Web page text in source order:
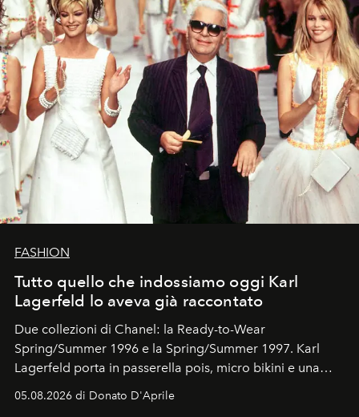
FASHION
Tutto quello che indossiamo oggi Karl
Lagerfeld lo aveva già raccontato
Due collezioni di Chanel: la Ready-to-Wear
Spring/Summer 1996 e la Spring/Summer 1997. Karl
Lagerfeld porta in passerella pois, micro bikini e una
Kate, Claudia e Carla una dietro l'altra. Trent'anni dopo,
05.08.2026 di Donato D'Aprile